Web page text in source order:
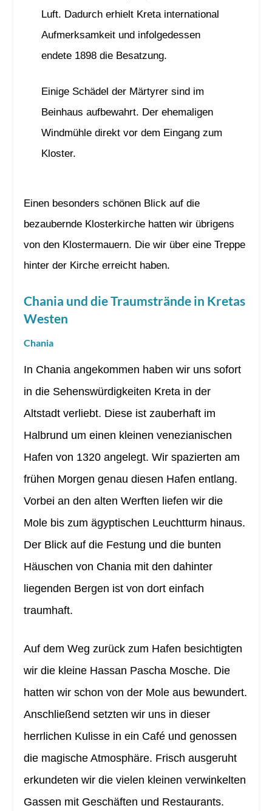
Luft. Dadurch erhielt Kreta international
Aufmerksamkeit und infolgedessen
endete 1898 die Besatzung.
Einige Schädel der Märtyrer sind im
Beinhaus aufbewahrt. Der ehemaligen
Windmühle direkt vor dem Eingang zum
Kloster.
Einen besonders schönen Blick auf die
bezaubernde Klosterkirche hatten wir übrigens
von den Klostermauern. Die wir über eine Treppe
hinter der Kirche erreicht haben.
Chania und die Traumstrände in Kretas
Westen
Chania
In Chania angekommen haben wir uns sofort
in die Sehenswürdigkeiten Kreta in der
Altstadt verliebt. Diese ist zauberhaft im
Halbrund um einen kleinen venezianischen
Hafen von 1320 angelegt. Wir spazierten am
frühen Morgen genau diesen Hafen entlang.
Vorbei an den alten Werften liefen wir die
Mole bis zum ägyptischen Leuchtturm hinaus.
Der Blick auf die Festung und die bunten
Häuschen von Chania mit den dahinter
liegenden Bergen ist von dort einfach
traumhaft.
Auf dem Weg zurück zum Hafen besichtigten
wir die kleine Hassan Pascha Mosche. Die
hatten wir schon von der Mole aus bewundert.
Anschließend setzten wir uns in dieser
herrlichen Kulisse in ein Café und genossen
die magische Atmosphäre. Frisch ausgeruht
erkundeten wir die vielen kleinen verwinkelten
Gassen mit Geschäften und Restaurants.